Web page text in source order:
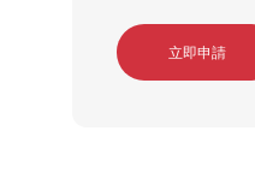
立即申請